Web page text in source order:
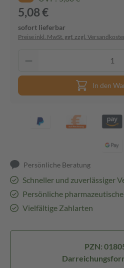
5,08 €
sofort lieferbar
Preise inkl. MwSt. ggf. zzgl.
In den
Persönliche Beratung
Schneller und zuverlässiger
Persönliche
Vielfältige Zahlarten
PZN: